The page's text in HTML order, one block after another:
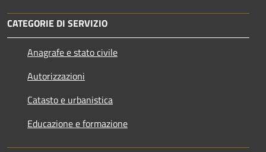
CATEGORIE DI SERVIZIO
Anagrafe e stato civile
Autorizzazioni
Catasto e urbanistica
Educazione e formazione